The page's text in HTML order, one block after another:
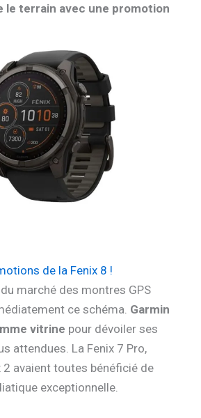
le terrain avec une promotion
de la Fenix 8 !
marché des montres GPS
ce schéma. Garmin
vitrine pour dévoiler ses
attendues. La Fenix 7 Pro,
2 avaient toutes bénéficié de
exceptionnelle.